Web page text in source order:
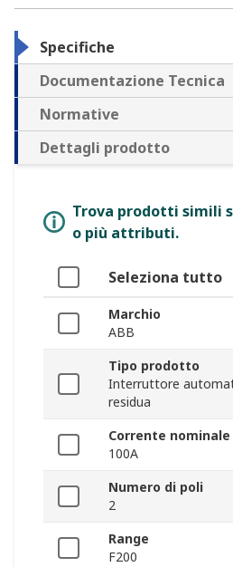
Specifiche
Documentazione Tecnica
Normative
Dettagli prodotto
Trova prodotti simili
o più attributi.
Seleziona tutto
Marchio
ABB
Tipo prodotto
Interruttore
residua
Corrente nominale
100A
Numero di poli
2
Range
F200